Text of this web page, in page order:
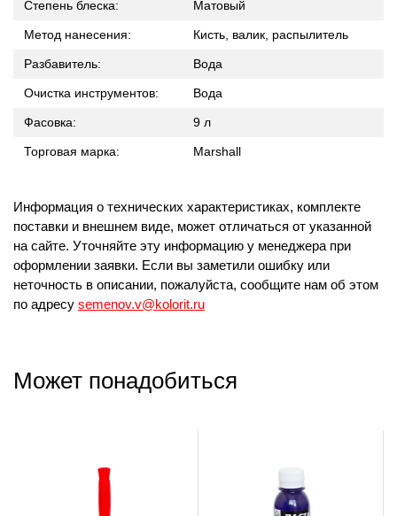
Степень блеска: Матовый
Метод нанесения: Кисть, валик, распылитель
Разбавитель: Вода
Очистка инструментов: Вода
Фасовка: 9 л
Торговая марка: Marshall
Информация о технических характеристиках, комплекте
поставки и внешнем виде, может отличаться от указанной
на сайте. Уточняйте эту информацию у менеджера при
оформлении заявки. Если вы заметили ошибку или
неточность в описании, пожалуйста, сообщите нам об этом
по адресу semenov.v@kolorit.ru
Может понадобиться